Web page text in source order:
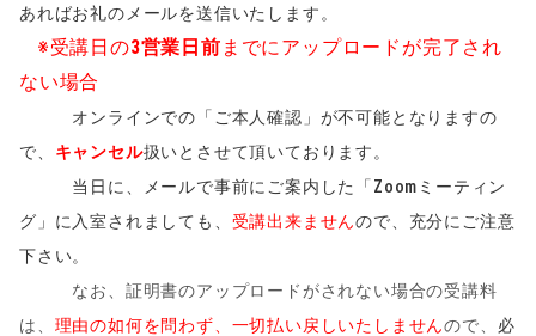
あればお礼のメールを送信いたします。
※受講日の3営業日前 までにアップロードが完了され
ない場合
オンラインでの「ご本人確認」が不可能となりますの
で、 キャンセル扱いとさせて頂いております。
当日に、メールで事前にご案内した「Zoomミーティン
グ」に入室されましても、 受講出来ませんので、充分にご注意
下さい。
なお、証明書のアップロードがされない場合の受講料
は、 理由の如何を問わず、一切払い戻しいたしませんので、 必